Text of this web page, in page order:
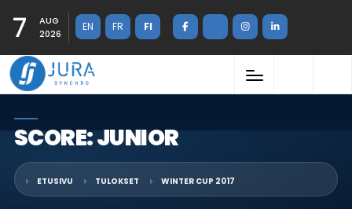
7
AUG
2026
EN FR FI
SCORE: JUNIOR
ETUSIVU TULOKSET WINTER CUP 2017